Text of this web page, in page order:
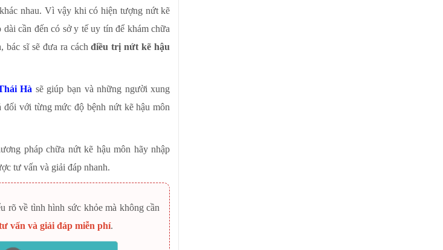
khác nhau. Vì vậy khi có hiện tượng nứt kẽ
cần đến có sở y tế uy tín để khám chữa
bác sĩ sẽ đưa ra cáchđiều trị nứt kẽ hậu
Hà sẽ giúp bạn và những người xung
đối với từng mức độ bệnh nứt kẽ hậu môn
pháp chữa nứt kẽ hậu môn hãy nhập
tư vấn và giải đáp nhanh.
rõ về tình hình sức khỏe mà không cần
vấn và giải đáp miễn phí.